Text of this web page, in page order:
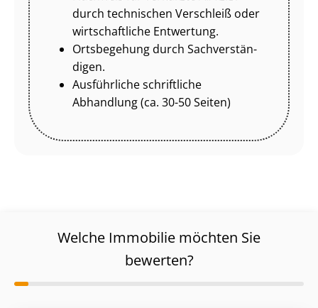
durch technischen Verschleiß oder
wirtschaftliche Entwertung.
Ortsbegehung durch Sach­ver­stän­
di­gen.
Ausführliche schriftliche
Abhandlung (ca. 30-50 Seiten)
Welche Immobilie möchten Sie
bewerten?